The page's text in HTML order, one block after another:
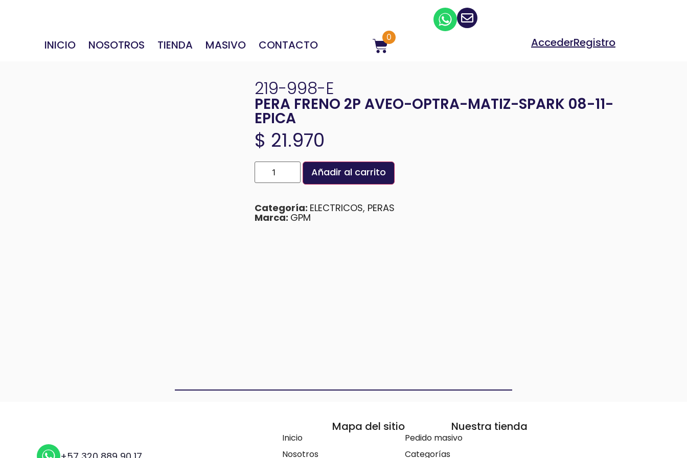
INICIO NOSOTROS TIENDA MASIVO CONTACTO
0 AccederRegistro
219-998-E
PERA FRENO 2P AVEO-OPTRA-MATIZ-SPARK 08-11-
EPICA
$ 21.970
Añadir al carrito
Categoría: ELECTRICOS, PERAS
Marca: GPM
Mapa del sitio
Inicio
Nosotros
Nuestra tienda
Pedido masivo
Categorías